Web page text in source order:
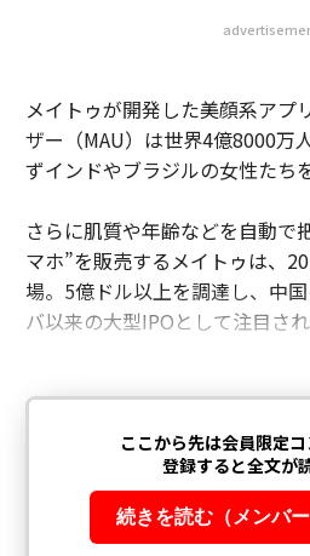
メイトゥが開発した美顔系アプ
ザー（MAU）は世界4億8000万
ずインドやブラジルの女性たち
さらに肌質や年齢などを自動で
マホ”を販売するメイトゥは、
場。5億ドル以上を調達し、中
バ以来の大型IPOとして注目され